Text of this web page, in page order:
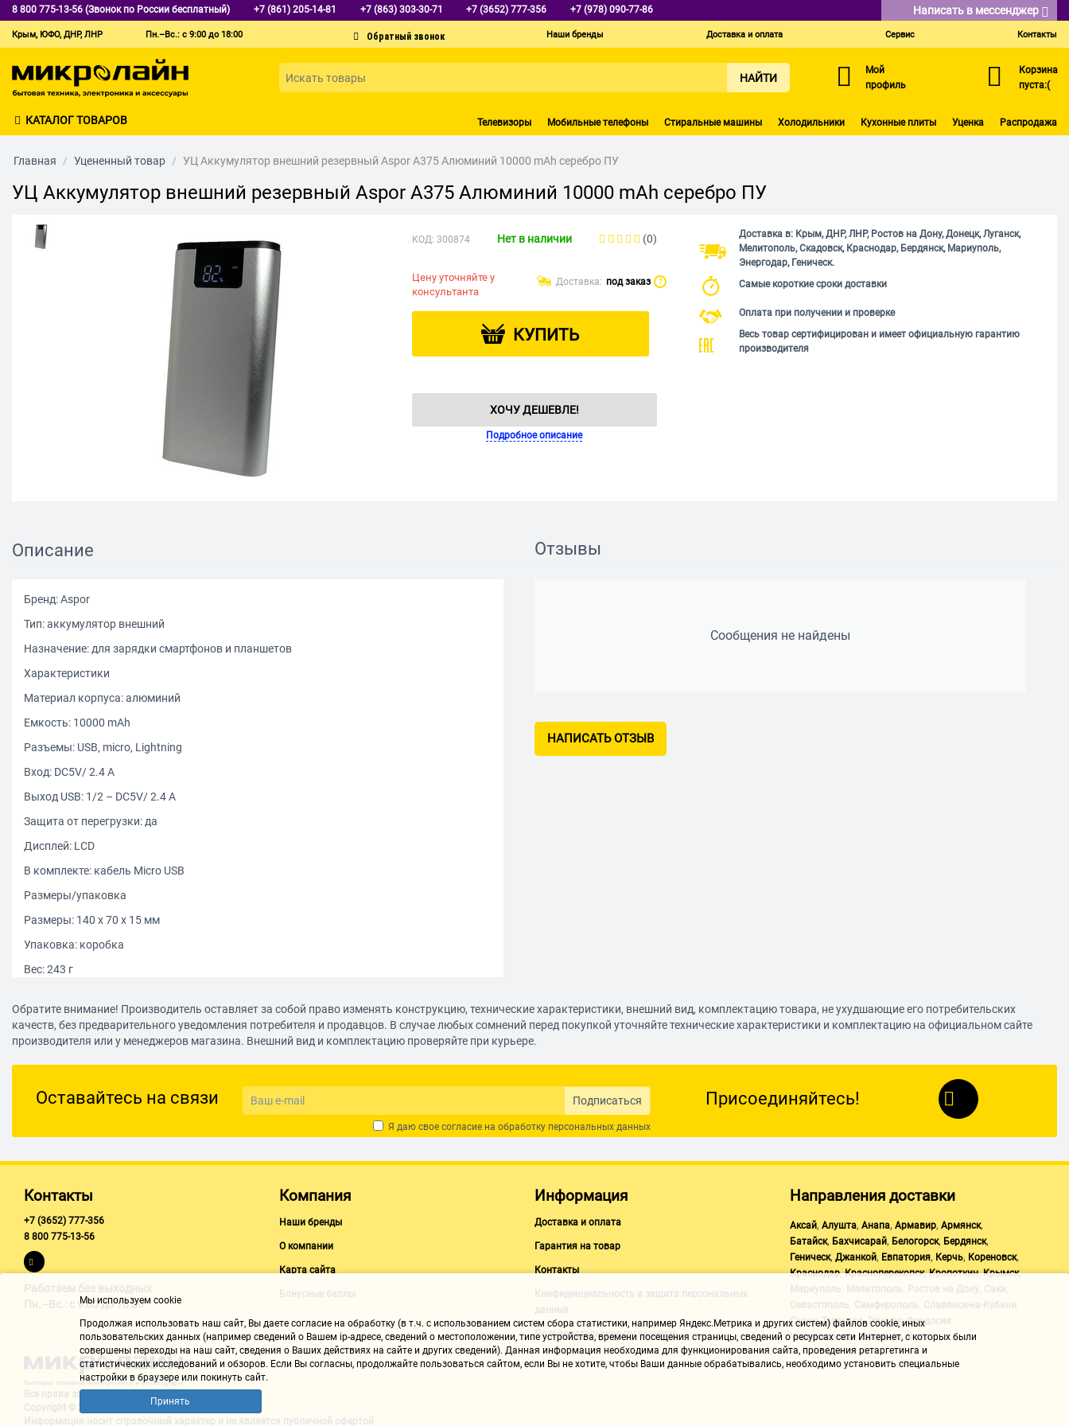
8 800 775-13-56 (Звонок по России бесплатный) +7 (861) 205-14-81 +7 (863) 303-30-71 +7 (3652) 777-356 +7 (978) 090-77-86 Написать в мессенджер
Крым, ЮФО, ДНР, ЛНР Пн.–Вс.: с 9:00 до 18:00 Наши бренды Доставка и оплата Сервис Контакты
НАЙТИ
Мой
профиль
Корзина
пуста:(
КАТАЛОГ ТОВАРОВ Телевизоры Мобильные телефоны Стиральные машины Холодильники Кухонные плиты Уценка Распродажа
Главная / Уцененный товар / УЦ Аккумулятор внешний резервный Aspor A375 Алюминий 10000 mAh серебро ПУ
УЦ Аккумулятор внешний резервный Aspor A375 Алюминий 10000 mAh серебро ПУ
КОД: 300874 Нет в наличии (0)
Цену уточняйте у
консультанта
Доставка: под заказ ?
КУПИТЬ
ХОЧУ ДЕШЕВЛЕ!
Подробное описание
Доставка в: Крым, ДНР, ЛНР, Ростов на Дону, Донецк, Луганск,
Мелитополь, Скадовск, Краснодар, Бердянск, Мариуполь,
Энергодар, Геническ.
Самые короткие сроки доставки
Оплата при получении и проверке
Весь товар сертифицирован и имеет официальную гарантию
производителя
Описание
Бренд: Aspor
Тип: аккумулятор внешний
Назначение: для зарядки смартфонов и планшетов
Характеристики
Материал корпуса: алюминий
Емкость: 10000 mAh
Разъемы: USB, micro, Lightning
Вход: DC5V/ 2.4 A
Выход USB: 1/2 – DC5V/ 2.4 A
Защита от перегрузки: да
Дисплей: LCD
В комплекте: кабель Micro USB
Размеры/упаковка
Размеры: 140 x 70 x 15 мм
Упаковка: коробка
Вес: 243 г
Отзывы
Сообщения не найдены
НАПИСАТЬ ОТЗЫВ
Обратите внимание! Производитель оставляет за собой право изменять конструкцию, технические характеристики, внешний вид, комплектацию товара, не ухудшающие его потребительских
качеств, без предварительного уведомления потребителя и продавцов. В случае любых сомнений перед покупкой уточняйте технические характеристики и комплектацию на официальном сайте
производителя или у менеджеров магазина. Внешний вид и комплектацию проверяйте при курьере.
Оставайтесь на связи Подписаться
Я даю свое согласие на обработку персональных данных
Присоединяйтесь!
Контакты
+7 (3652) 777-356
8 800 775-13-56
Работаем без выходных
Пн.–Вс.: с 9:00 до 18:00
Компания
Наши бренды
О компании
Карта сайта
Бонусные баллы
Информация
Доставка и оплата
Гарантия на товар
Контакты
Конфиденциальность и защита персональных
данных
Пользовательское соглашение
Направления доставки
Аксай, Алушта, Анапа, Армавир, Армянск,
Батайск, Бахчисарай, Белогорск, Бердянск,
Геническ, Джанкой, Евпатория, Керчь, Кореновск,
Краснодар,Красноперекопск,Кропоткин,Крымск,
Мариуполь Мелитополь Ростов на Дону Саки
Севастополь Симферополь Славянск-на-Кубани
Судак,Таганрог,Темрюк,Феодосия
Черноморское ,Щелкино,Ялта
Все права защищены "Микролайн"
Copyright © 2002-2026
Информация носит справочный характер и не является публичной офертой
Мы используем cookie
Продолжая использовать наш cайт, Вы даете согласие на обработку (в т.ч. с использованием систем сбора статистики, например Яндекс.Метрика и других систем) файлов cookie, иных
пользовательских данных (например сведений о Вашем ip-адресе, сведений о местоположении, типе устройства, времени посещения страницы, сведений о ресурсах сети Интернет, с которых были
совершены переходы на наш сайт, сведения о Ваших действиях на сайте и других сведений). Данная информация необходима для функционирования сайта, проведения ретаргетинга и
статистических исследований и обзоров. Если Вы согласны, продолжайте пользоваться сайтом, если Вы не хотите, чтобы Ваши данные обрабатывались, необходимо установить специальные
настройки в браузере или покинуть сайт.
Принять